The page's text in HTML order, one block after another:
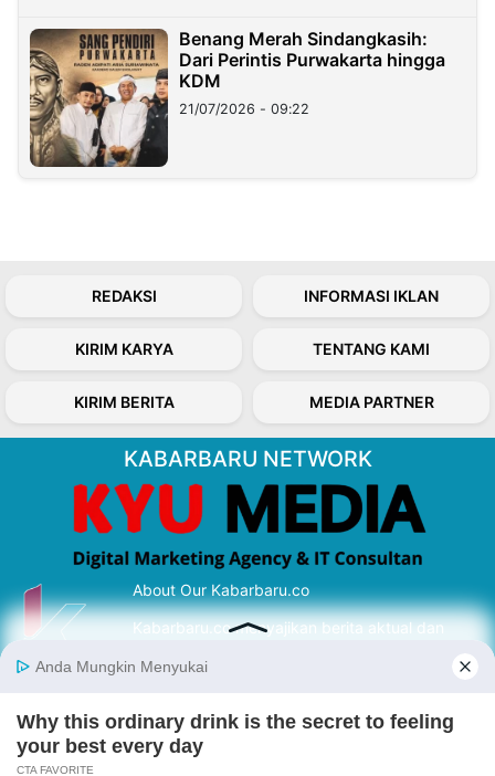
Benang Merah Sindangkasih:
Dari Perintis Purwakarta hingga
KDM
21/07/2026 - 09:22
REDAKSI INFORMASI IKLAN
KIRIM KARYA TENTANG KAMI
KIRIM BERITA MEDIA PARTNER
KABARBARU NETWORK
About Our Kabarbaru.co
Kabarbaru.co menyajikan berita aktual dan
serta terverifikasi dari sumber yang tepat.
Follow Kabarbaru